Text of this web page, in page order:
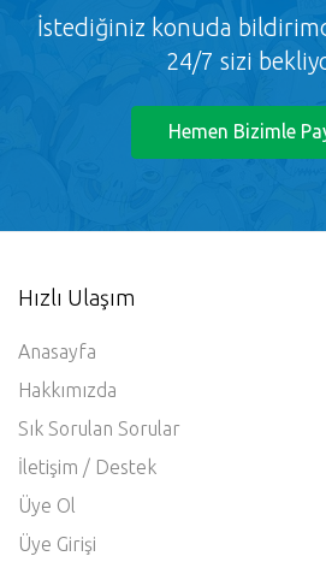
Projehakkında
İstediğiniz konuda
24/7 sizi
Hızlı Ulaşım
Anasayfa
Hakkımızda
Sık Sorulan Sorular
İletişim / Destek
Üye Ol